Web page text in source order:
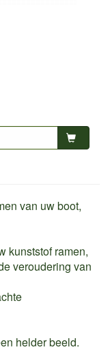
van uw boot,
kunststof ramen,
veroudering van
helder beeld.